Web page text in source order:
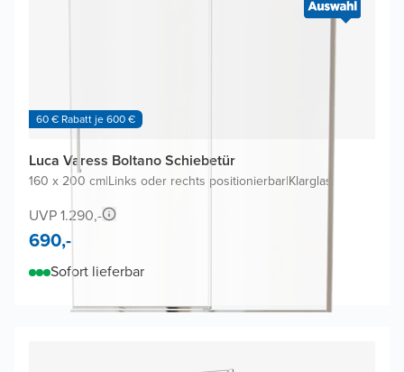
60 € Rabatt je 600 €
Luca Varess Boltano Schiebetür
160 x 200 cm|Links oder rechts positionierbar|Klarglas
UVP 1.290,-
690,-
Sofort lieferbar